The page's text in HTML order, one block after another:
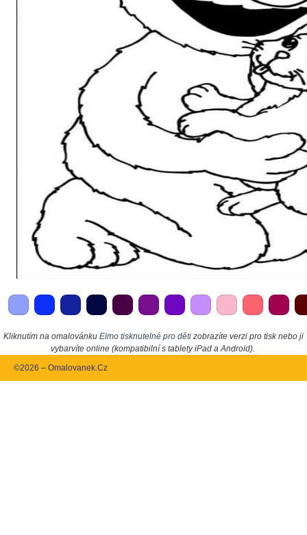
Kliknutím na omalovánku Elmo tisknutelné pro děti zobrazíte verzi pro tisk nebo ji
vybarvíte online (kompatibilní s tablety iPad a Android).
©2026 – Omalovanek.Cz